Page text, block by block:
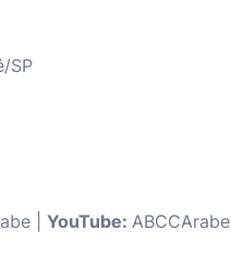
SP
| YouTube: ABCCArabe